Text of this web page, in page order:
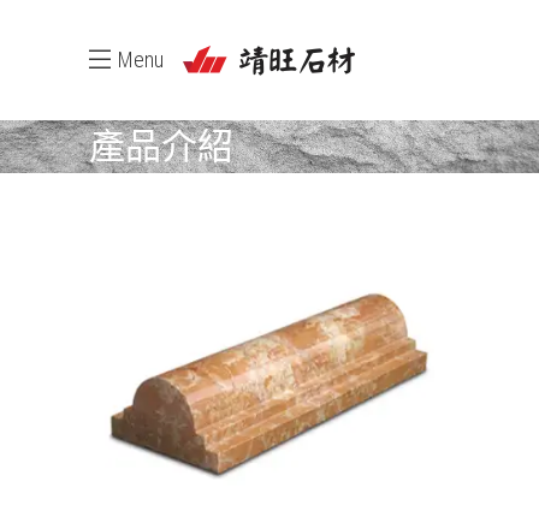
Menu
產品介紹